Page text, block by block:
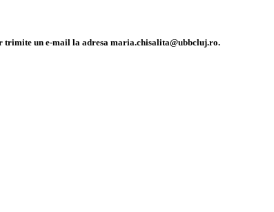
trimite un e-mail la adresa maria.chisalita@ubbcluj.ro.